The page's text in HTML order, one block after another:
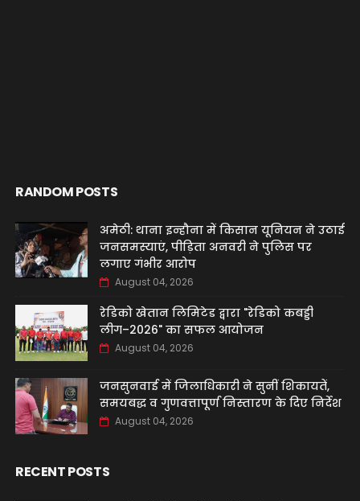
RANDOM POSTS
अमेठी: थाना इन्हौना में किसान यूनियन ने उठाई
जनसमस्याएं, पीड़िता अनवरी ने पुलिस पर
लगाए गंभीर आरोप
August 04, 2026
रेडिको खेतान लिमिटेड द्वारा "रेडिको कबड्डी
लीग–2026" का सफल आयोजन
August 04, 2026
जनसुनवाई में जिलाधिकारी ने सुनीं शिकायतें,
समयबद्ध व गुणवत्तापूर्ण निस्तारण के दिए निर्देश
August 04, 2026
RECENT POSTS